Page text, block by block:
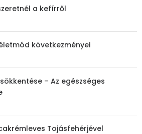
a kefírről
következményei
– Az egészséges
Tojásfehérjével